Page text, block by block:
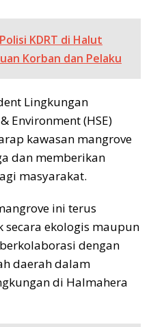
KDRT di Halut
Korban dan Pelaku
Lingkungan
Environment (HSE)
kawasan mangrove
dan memberikan
masyarakat.
ini terus
ekologis maupun
dengan
daerah dalam
di Halmahera